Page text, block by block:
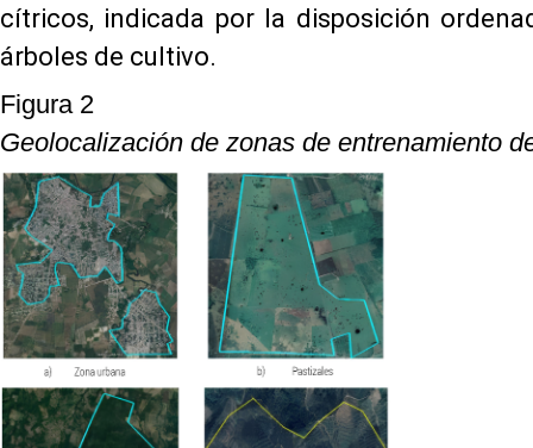
cítricos, indicada por la disposición
árboles de cultivo.
Figura 2
Geolocalización de zonas de entrenamiento